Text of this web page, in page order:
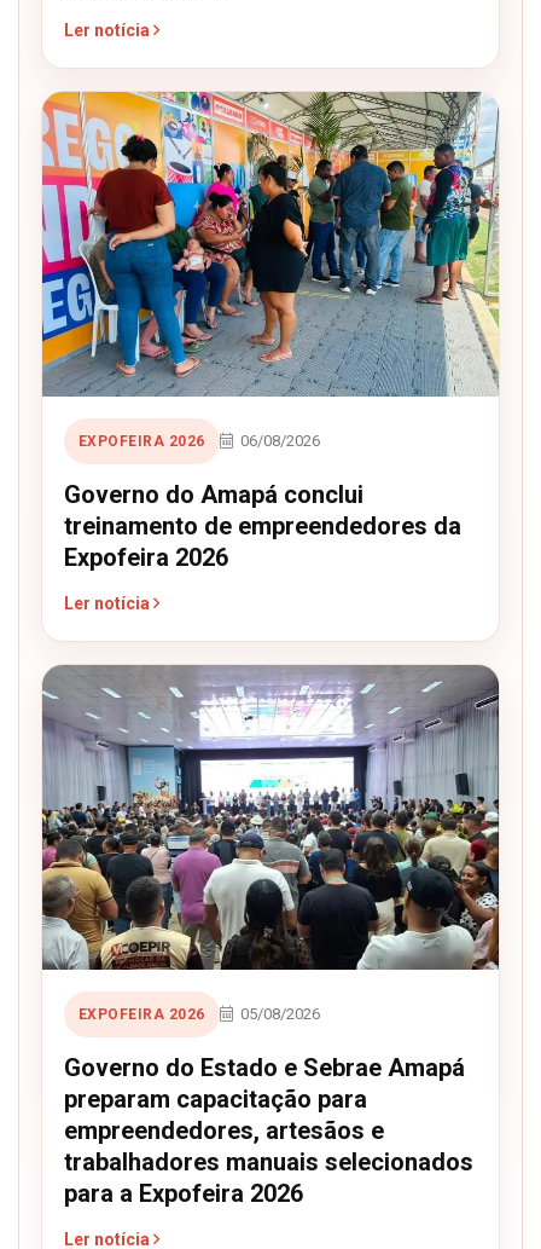
Ler notícia
EXPOFEIRA 2026 06/08/2026
Governo do Amapá conclui
treinamento de empreendedores da
Expofeira 2026
Ler notícia
EXPOFEIRA 2026 05/08/2026
Governo do Estado e Sebrae Amapá
preparam capacitação para
empreendedores, artesãos e
trabalhadores manuais selecionados
para a Expofeira 2026
Ler notícia